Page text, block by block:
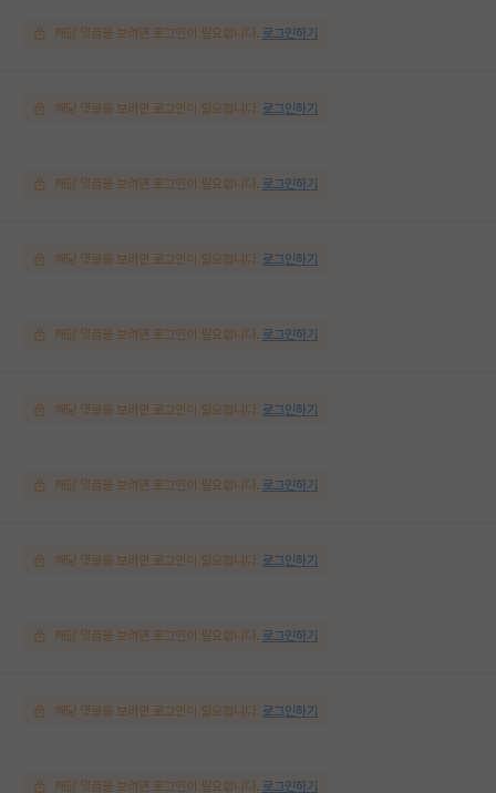
해당 댓글을 보려면 로그인이 필요합니다. 로그인하기
해당 댓글을 보려면 로그인이 필요합니다. 로그인하기
해당 댓글을 보려면 로그인이 필요합니다. 로그인하기
해당 댓글을 보려면 로그인이 필요합니다. 로그인하기
해당 댓글을 보려면 로그인이 필요합니다. 로그인하기
해당 댓글을 보려면 로그인이 필요합니다. 로그인하기
해당 댓글을 보려면 로그인이 필요합니다. 로그인하기
해당 댓글을 보려면 로그인이 필요합니다. 로그인하기
해당 댓글을 보려면 로그인이 필요합니다. 로그인하기
해당 댓글을 보려면 로그인이 필요합니다. 로그인하기
해당 댓글을 보려면 로그인이 필요합니다. 로그인하기